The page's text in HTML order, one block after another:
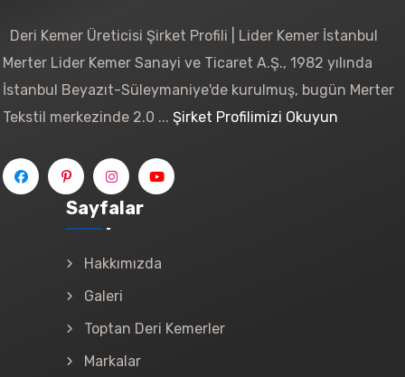
Deri Kemer Üreticisi Şirket Profili | Lider Kemer İstanbul
Merter Lider Kemer Sanayi ve Ticaret A.Ş., 1982 yılında
İstanbul Beyazıt-Süleymaniye'de kurulmuş, bugün Merter
Tekstil merkezinde 2.0 ... Şirket Profilimizi Okuyun
Sayfalar
Hakkımızda
Galeri
Toptan Deri Kemerler
Markalar